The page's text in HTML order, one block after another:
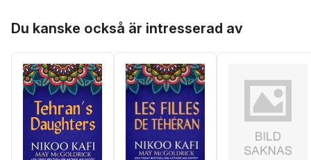
Du kanske också är intresserad av